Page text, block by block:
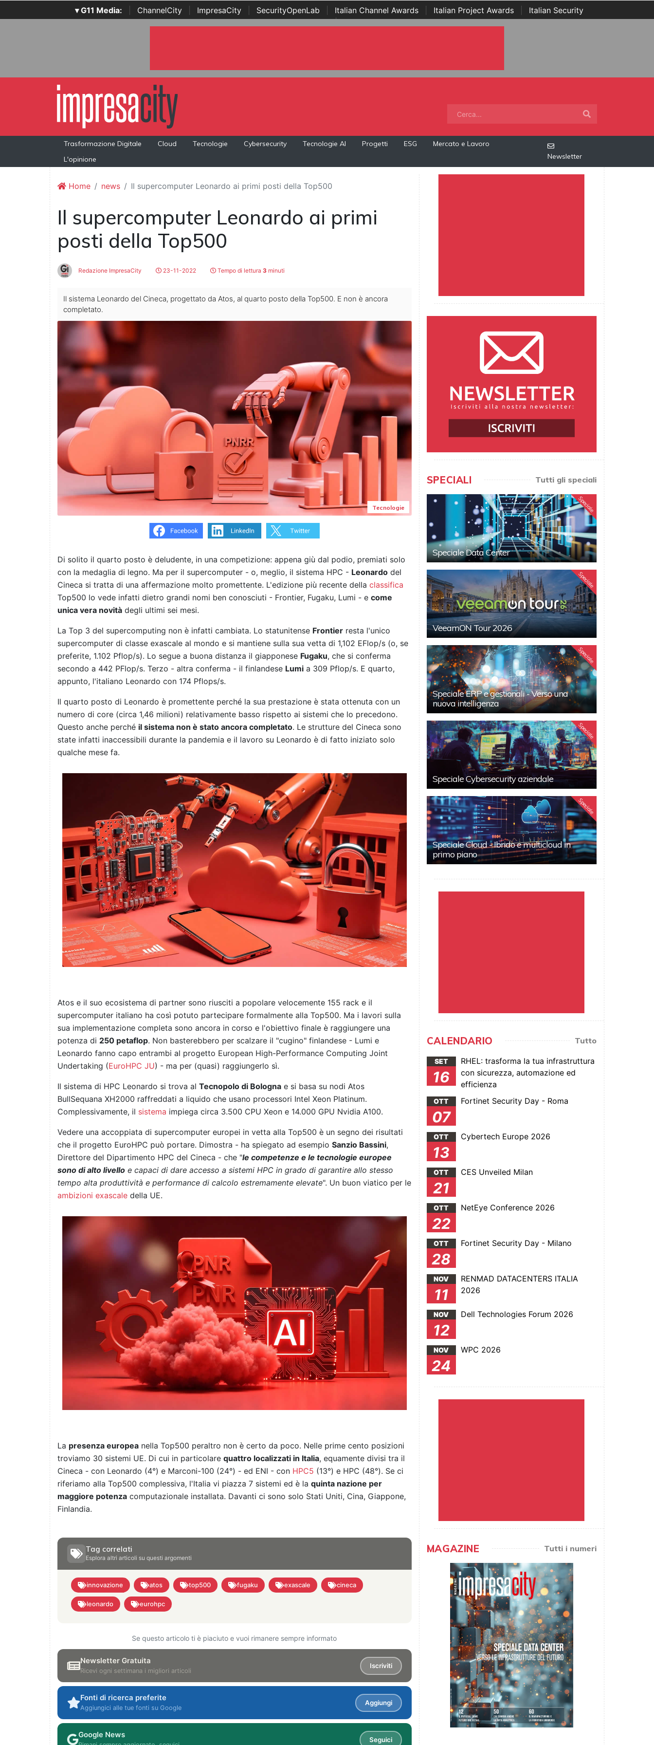
▾ G11 Media: ChannelCity ImpresaCity SecurityOpenLab Italian Channel Awards Italian Project Awards
Italian Security
Awards | ...
Trasformazione Digitale Cloud Tecnologie Cybersecurity Tecnologie AI Progetti ESG
Mercato e Lavoro
L'opinione
Newsletter
Home news Il supercomputer Leonardo ai primi posti della Top500
Il supercomputer Leonardo ai primi
posti della Top500
Redazione ImpresaCity 23-11-2022 Tempo di lettura 3 minuti
Il sistema Leonardo del Cineca, progettato da Atos, al quarto posto della Top500. E non è ancora
completato.
Tecnologie
Di solito il quarto posto è deludente, in una competizione: appena giù dal podio, premiati solo
con la medaglia di legno. Ma per il supercomputer - o, meglio, il sistema HPC - Leonardo del
Cineca si tratta di una affermazione molto promettente. L'edizione più recente della classifica
Top500 lo vede infatti dietro grandi nomi ben conosciuti - Frontier, Fugaku, Lumi - e come
unica vera novità degli ultimi sei mesi.
La Top 3 del supercomputing non è infatti cambiata. Lo statunitense Frontier resta l'unico
supercomputer di classe exascale al mondo e si mantiene sulla sua vetta di 1,102 EFlop/s (o, se
preferite, 1.102 Pflop/s). Lo segue a buona distanza il giapponese Fugaku, che si conferma
secondo a 442 PFlop/s. Terzo - altra conferma - il finlandese Lumi a 309 Pflop/s. E quarto,
appunto, l'italiano Leonardo con 174 Pflops/s.
Il quarto posto di Leonardo è promettente perché la sua prestazione è stata ottenuta con un
numero di core (circa 1,46 milioni) relativamente basso rispetto ai sistemi che lo precedono.
Questo anche perché il sistema non è stato ancora completato. Le strutture del Cineca sono
state infatti inaccessibili durante la pandemia e il lavoro su Leonardo è di fatto iniziato solo
qualche mese fa.
Atos e il suo ecosistema di partner sono riusciti a popolare velocemente 155 rack e il
supercomputer italiano ha così potuto partecipare formalmente alla Top500. Ma i lavori sulla
sua implementazione completa sono ancora in corso e l'obiettivo finale è raggiungere una
potenza di 250 petaflop. Non basterebbero per scalzare il "cugino" finlandese - Lumi e
Leonardo fanno capo entrambi al progetto European High-Performance Computing Joint
Undertaking (EuroHPC JU) - ma per (quasi) raggiungerlo sì.
Il sistema di HPC Leonardo si trova al Tecnopolo di Bologna e si basa su nodi Atos
BullSequana XH2000 raffreddati a liquido che usano processori Intel Xeon Platinum.
Complessivamente, il sistema impiega circa 3.500 CPU Xeon e 14.000 GPU Nvidia A100.
Vedere una accoppiata di supercomputer europei in vetta alla Top500 è un segno dei risultati
che il progetto EuroHPC può portare. Dimostra - ha spiegato ad esempio Sanzio Bassini,
Direttore del Dipartimento HPC del Cineca - che "le competenze e le tecnologie europee
sono di alto livello e capaci di dare accesso a sistemi HPC in grado di garantire allo stesso
tempo alta produttività e performance di calcolo estremamente elevate". Un buon viatico per le
ambizioni exascale della UE.
La presenza europea nella Top500 peraltro non è certo da poco. Nelle prime cento posizioni
troviamo 30 sistemi UE. Di cui in particolare quattro localizzati in Italia, equamente divisi tra il
Cineca - con Leonardo (4°) e Marconi-100 (24°) - ed ENI - con HPC5 (13°) e HPC (48°). Se ci
riferiamo alla Top500 complessiva, l'Italia vi piazza 7 sistemi ed è la quinta nazione per
maggiore potenza computazionale installata. Davanti ci sono solo Stati Uniti, Cina, Giappone,
Finlandia.
Tag correlati
Esplora altri articoli su questi argomenti
innovazione atos top500 fugaku exascale cineca
leonardo eurohpc
Se questo articolo ti è piaciuto e vuoi rimanere sempre informato
Newsletter Gratuita
Ricevi ogni settimana i migliori articoli
Iscriviti
Fonti di ricerca preferite
Aggiungici alle tue fonti su Google
Aggiungi
Google News
Seguici
SPECIALI Tutti gli speciali
Speciale
Speciale Data Center
Speciale
VeeamON Tour 2026
Speciale
Speciale ERP e gestionali - Verso una
nuova intelligenza
Speciale
Speciale Cybersecurity aziendale
Speciale
Speciale Cloud - Ibrido e multicloud in
primo piano
CALENDARIO Tutto
SET
16
RHEL: trasforma la tua infrastruttura
con sicurezza, automazione ed
efficienza
OTT
07
Fortinet Security Day - Roma
OTT
13
Cybertech Europe 2026
OTT
21
CES Unveiled Milan
OTT
22
NetEye Conference 2026
OTT
28
Fortinet Security Day - Milano
NOV
11
RENMAD DATACENTERS ITALIA
2026
NOV
12
Dell Technologies Forum 2026
NOV
24
WPC 2026
MAGAZINE Tutti i numeri